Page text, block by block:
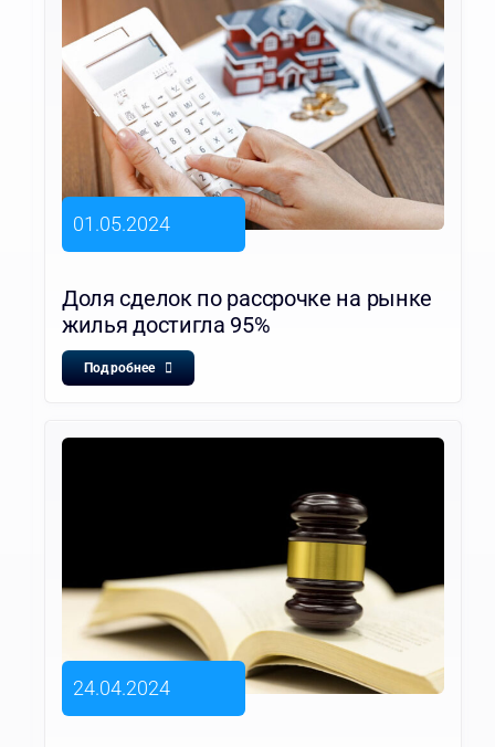
01.05.2024
Доля сделок по рассрочке на рынке
жилья достигла 95%
Подробнее
24.04.2024